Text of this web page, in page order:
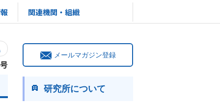
関連機関・組織
メールマガジン登録
研究所について